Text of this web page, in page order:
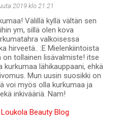
2019 klo 21.21
Välillä kyllä vältän sen
ym, sillä olen kova
valkoisessa
hirveetä.. :E Mielenkiintoista
on tollainen lisävalmiste! itse
kurkumaa lähikauppaani, ehkä
Mun uusin suosikki on
voi myös olla kurkumaa ja
inkivääriä. Nam!
Beauty Blog